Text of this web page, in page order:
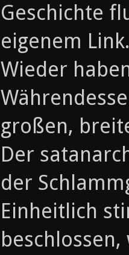
Geschichte
eigenem
Wieder
großen,
Der
der
Einheitlich